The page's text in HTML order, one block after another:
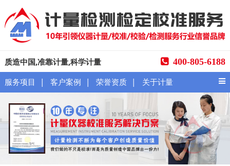
质造中国,准靠计量,科学计量 400-805-6188
服务项目 | 客户案例 | 荣誉资质 | 关于计量